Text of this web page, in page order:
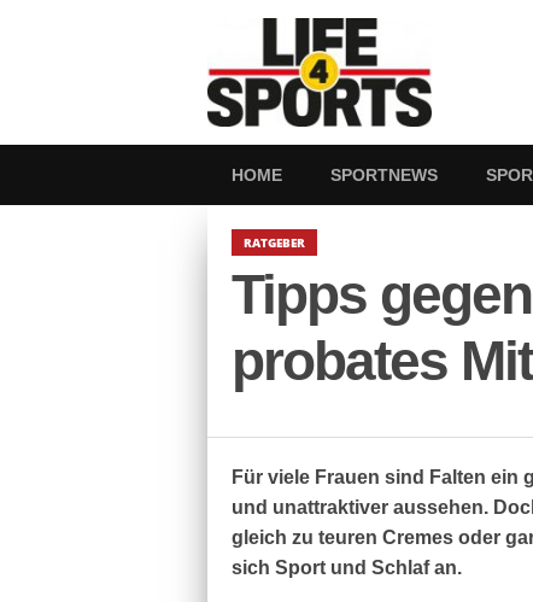
HOME SPORTNEWS
RATGEBER
Tipps
probates
Für viele Frauen sind Falten ein
und unattraktiver aussehen.
gleich zu teuren Cremes oder
sich Sport und Schlaf an.